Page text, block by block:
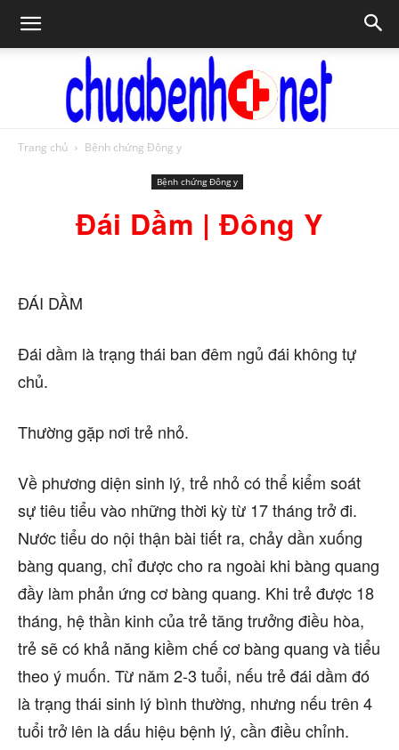
bệnh
Trang chủ Bệnh chứng Đông y
Bệnh chứng Đông y
Đái Dầm | Đông Y
ĐÁI DẦM
Đái dầm là trạng thái ban đêm ngủ đái không tự
chủ.
Thường gặp nơi trẻ nhỏ.
Về phương diện sinh lý, trẻ nhỏ có thể kiểm soát
sự tiêu tiểu vào những thời kỳ từ 17 tháng trở đi.
Nước tiểu do nội thận bài tiết ra, chảy dần xuống
bàng quang, chỉ được cho ra ngoài khi bàng quang
đầy làm phản ứng cơ bàng quang. Khi trẻ được 18
tháng, hệ thần kinh của trẻ tăng trưởng điều hòa,
trẻ sẽ có khả năng kiềm chế cơ bàng quang và tiểu
theo ý muốn. Từ năm 2-3 tuổi, nếu trẻ đái dầm đó
là trạng thái sinh lý bình thường, nhưng nếu trên 4
tuổi trở lên là dấu hiệu bệnh lý, cần điều chỉnh.